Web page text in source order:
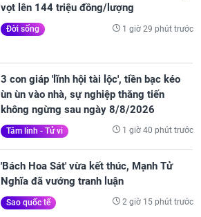
vọt lên 144 triệu đồng/lượng
Đời sống 1 giờ 29 phút trước
3 con giáp 'lĩnh hội tài lộc', tiền bạc kéo
ùn ùn vào nhà, sự nghiệp thăng tiến
không ngừng sau ngày 8/8/2026
Tâm linh - Tử vi 1 giờ 40 phút trước
'Bách Hoa Sát' vừa kết thúc, Mạnh Tử
Nghĩa đã vướng tranh luận
Sao quốc tế 2 giờ 15 phút trước